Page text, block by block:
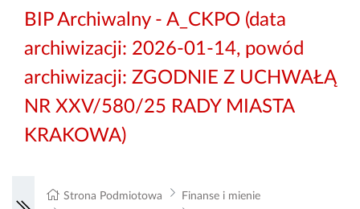
BIP Archiwalny - A_CKPO (data
archiwizacji: 2026-01-14, powód
archiwizacji: ZGODNIE Z UCHWAŁĄ
NR XXV/580/25 RADY MIASTA
KRAKOWA)
Strona Podmiotowa
Finanse i mienie